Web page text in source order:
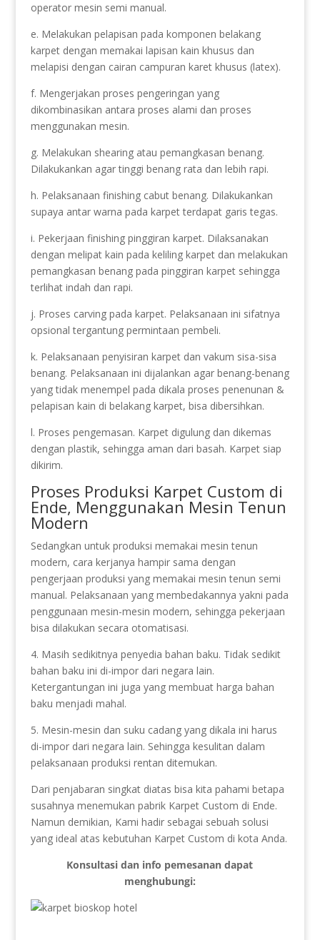
operator mesin semi manual.
e. Melakukan pelapisan pada komponen belakang
karpet dengan memakai lapisan kain khusus dan
melapisi dengan cairan campuran karet khusus (latex).
f. Mengerjakan proses pengeringan yang
dikombinasikan antara proses alami dan proses
menggunakan mesin.
g. Melakukan shearing atau pemangkasan benang.
Dilakukankan agar tinggi benang rata dan lebih rapi.
h. Pelaksanaan finishing cabut benang. Dilakukankan
supaya antar warna pada karpet terdapat garis tegas.
i. Pekerjaan finishing pinggiran karpet. Dilaksanakan
dengan melipat kain pada keliling karpet dan melakukan
pemangkasan benang pada pinggiran karpet sehingga
terlihat indah dan rapi.
j. Proses carving pada karpet. Pelaksanaan ini sifatnya
opsional tergantung permintaan pembeli.
k. Pelaksanaan penyisiran karpet dan vakum sisa-sisa
benang. Pelaksanaan ini dijalankan agar benang-benang
yang tidak menempel pada dikala proses penenunan &
pelapisan kain di belakang karpet, bisa dibersihkan.
l. Proses pengemasan. Karpet digulung dan dikemas
dengan plastik, sehingga aman dari basah. Karpet siap
dikirim.
Proses Produksi Karpet Custom di
Ende, Menggunakan Mesin Tenun
Modern
Sedangkan untuk produksi memakai mesin tenun
modern, cara kerjanya hampir sama dengan
pengerjaan produksi yang memakai mesin tenun semi
manual. Pelaksanaan yang membedakannya yakni pada
penggunaan mesin-mesin modern, sehingga pekerjaan
bisa dilakukan secara otomatisasi.
4. Masih sedikitnya penyedia bahan baku. Tidak sedikit
bahan baku ini di-impor dari negara lain.
Ketergantungan ini juga yang membuat harga bahan
baku menjadi mahal.
5. Mesin-mesin dan suku cadang yang dikala ini harus
di-impor dari negara lain. Sehingga kesulitan dalam
pelaksanaan produksi rentan ditemukan.
Dari penjabaran singkat diatas bisa kita pahami betapa
susahnya menemukan pabrik Karpet Custom di Ende.
Namun demikian, Kami hadir sebagai sebuah solusi
yang ideal atas kebutuhan Karpet Custom di kota Anda.
Konsultasi dan info pemesanan dapat
menghubungi: